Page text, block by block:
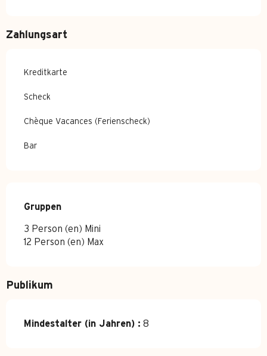
Zahlungsart
Kreditkarte
Scheck
Chèque Vacances (Ferienscheck)
Bar
Gruppen
Gruppen
3 Person (en) Mini
12 Person (en) Max
Publikum
Mindestalter (in Jahren) : 8